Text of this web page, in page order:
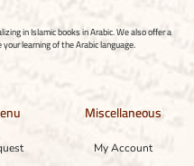
in Islamic books in Arabic. We also offer a
learning of the Arabic language.
Miscellaneous
My Account